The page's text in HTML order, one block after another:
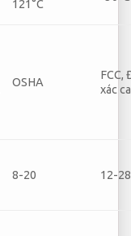
121°C
OSHA
FCC,
xác
8-20 12-28